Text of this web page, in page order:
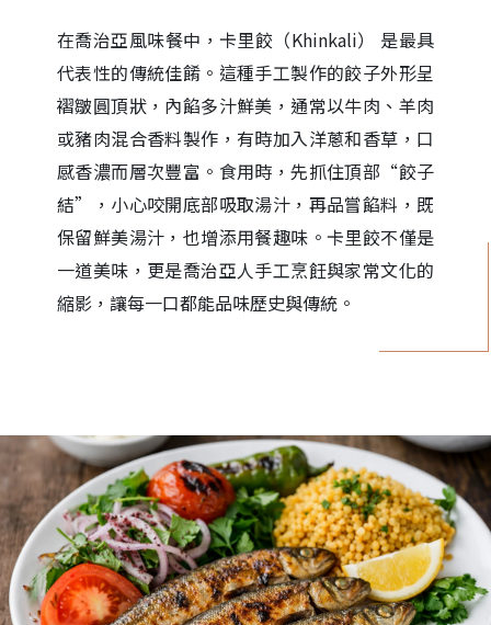
在喬治亞風味餐中，卡里餃（Khinkali） 是最具
代表性的傳統佳餚。這種手工製作的餃子外形呈
褶皺圓頂狀，內餡多汁鮮美，通常以牛肉、羊肉
或豬肉混合香料製作，有時加入洋蔥和香草，口
感香濃而層次豐富。食用時，先抓住頂部“餃子
結”，小心咬開底部吸取湯汁，再品嘗餡料，既
保留鮮美湯汁，也增添用餐趣味。卡里餃不僅是
一道美味，更是喬治亞人手工烹飪與家常文化的
縮影，讓每一口都能品味歷史與傳統。